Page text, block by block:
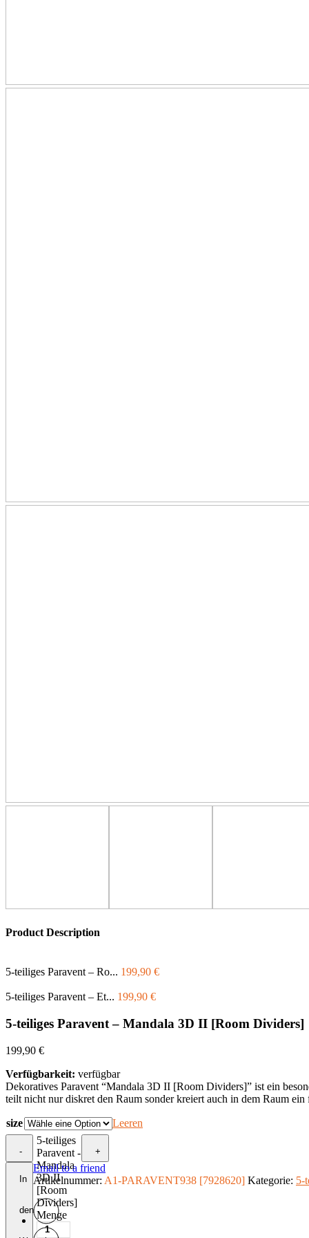
Product Description
5-teiliges Paravent – Ro... 199,90 €
5-teiliges Paravent – Et... 199,90 €
5-teiliges Paravent – Mandala 3D II [Room Dividers]
199,90 €
Verfügbarkeit: verfügbar
Dekoratives Paravent “Mandala 3D II [Room Dividers]” ist ein
teilt nicht nur diskret den Raum sonder kreiert auch in dem Raum ein
size Leeren
-
5-teiliges
Paravent -
Mandala
3D II
[Room
Dividers]
Menge
+
In
den
Email to a friend
Artikelnummer: A1-PARAVENT938 [7928620] Kategorie: 5-